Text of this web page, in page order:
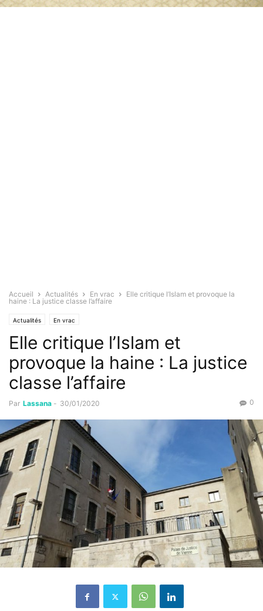
Accueil Actualités En vrac
Elle critique l’Islam et provoque la
haine : La justice classe l’affaire
Actualités En vrac
Elle critique l’Islam et
provoque la haine : La justice
classe l’affaire
Par Lassana - 30/01/2020 0